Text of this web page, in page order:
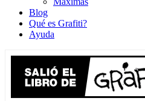
Blog
Qué es Grafiti?
Ayuda